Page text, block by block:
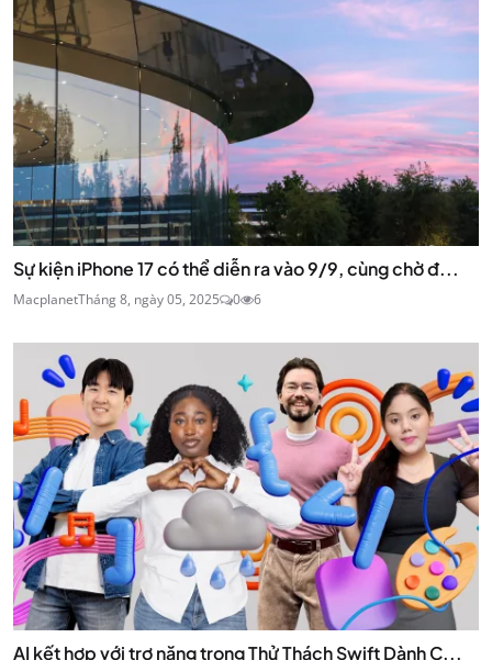
Sự kiện iPhone 17 có thể diễn ra vào 9/9, cùng chờ đ...
MacplanetTháng 8, ngày 05, 2025 0 6
AI kết hợp với trợ năng trong Thử Thách Swift Dành C...